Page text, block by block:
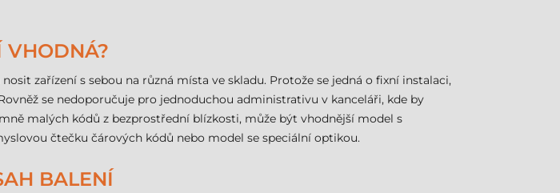
VHODNÁ?
zařízení s sebou na různá místa ve skladu. Protože se jedná o fixní instalaci,
se nedoporučuje pro jednoduchou administrativu v kanceláři, kde by
malých kódů z bezprostřední blízkosti, může být vhodnější model s
čtečku čárových kódů nebo model se speciální optikou.
BALENÍ